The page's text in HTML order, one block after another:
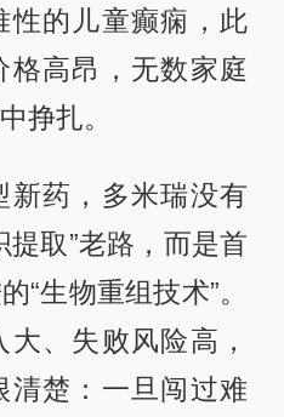
性的儿童癫痫，此
高昂，无数家庭
挣扎。
新药，多米瑞没有
提取”老路，而是首
“生物重组技术”。
、失败风险高，
清楚：一旦闯过难